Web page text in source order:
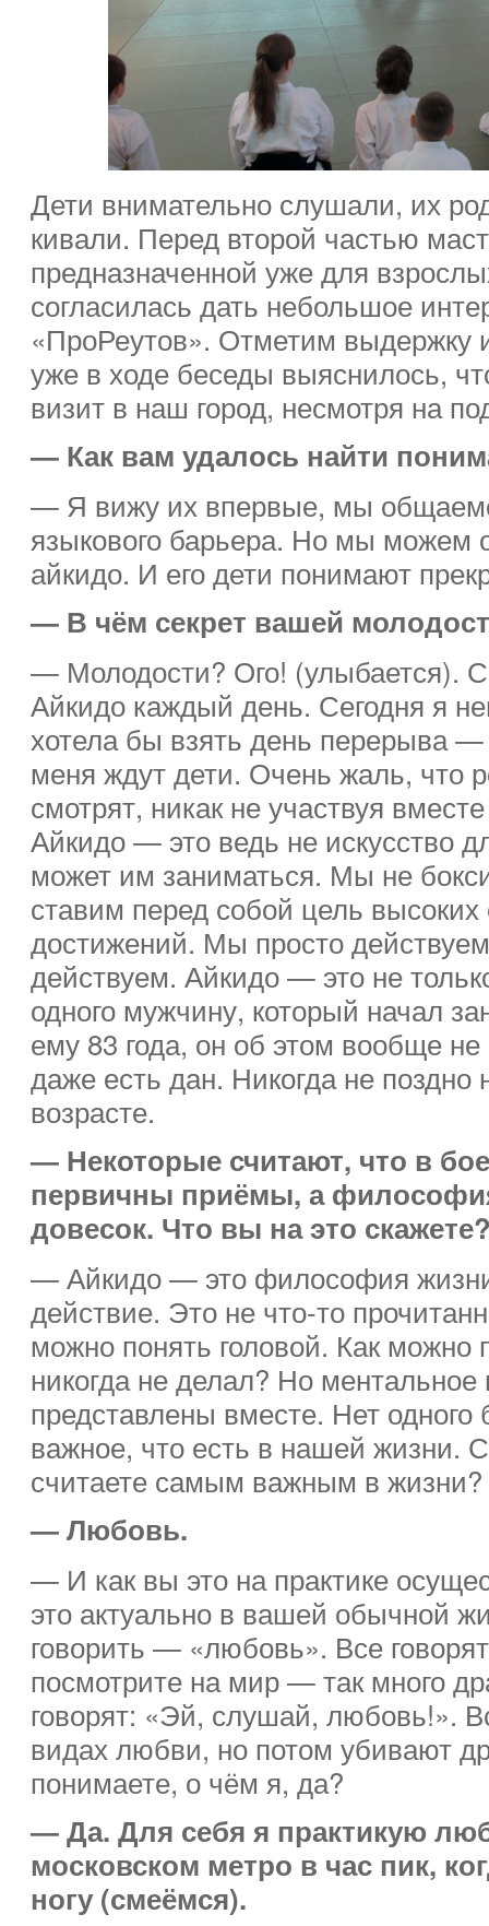
Дети внимательно слушали, их
кивали. Перед второй частью
предназначенной уже для
согласилась дать небольшое
«ПроРеутов». Отметим выдержку
уже в ходе беседы выяснилось,
визит в наш город, несмотря на
— Как вам удалось найти
— Я вижу их впервые, мы
языкового барьера. Но мы можем
айкидо. И его дети понимают
— В чём секрет вашей
— Молодости? Ого! (улыбается).
Айкидо каждый день. Сегодня я
хотела бы взять день перерыва
меня ждут дети. Очень жаль, что
смотрят, никак не участвуя
Айкидо — это ведь не искусство
может им заниматься. Мы не
ставим перед собой цель
достижений. Мы просто
действуем. Айкидо — это не
одного мужчину, который начал
ему 83 года, он об этом вообще не
даже есть дан. Никогда не
возрасте.
— Некоторые считают, что в
первичны приёмы, а
довесок. Что вы на это
— Айкидо — это философия
действие. Это не что-то
можно понять головой. Как можно
никогда не делал? Но
представлены вместе. Нет одного
важное, что есть в нашей жизни.
считаете самым важным в жизни?
— Любовь.
— И как вы это на практике
это актуально в вашей обычной
говорить — «любовь». Все
посмотрите на мир — так много
говорят: «Эй, слушай, любовь!».
видах любви, но потом убивают
понимаете, о чём я, да?
— Да. Для себя я практикую
московском метро в час пик,
ногу (смеёмся).